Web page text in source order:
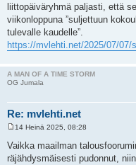
liittopäiväryhmä paljasti, että
viikonloppuna ”suljettuun
tulevalle kaudelle”.
https://mvlehti.net/2025/07/
A MAN OF A TIME STORM
OG Jumala
Re: mvlehti.net
e
s
14 Heinä 2025, 08:28
Vaikka maailman
räjähdysmäisesti pudonnut,